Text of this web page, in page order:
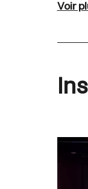
Voir